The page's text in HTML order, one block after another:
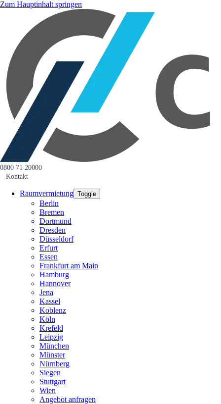
Zum Hauptinhalt springen
0800 71 20000
Kontakt
Raumvermietung Toggle
Berlin
Bremen
Dortmund
Dresden
Düsseldorf
Erfurt
Essen
Frankfurt am Main
Hamburg
Hannover
Jena
Kassel
Koblenz
Köln
Krefeld
Leipzig
München
Münster
Nürnberg
Siegen
Stuttgart
Wien
Angebot anfragen